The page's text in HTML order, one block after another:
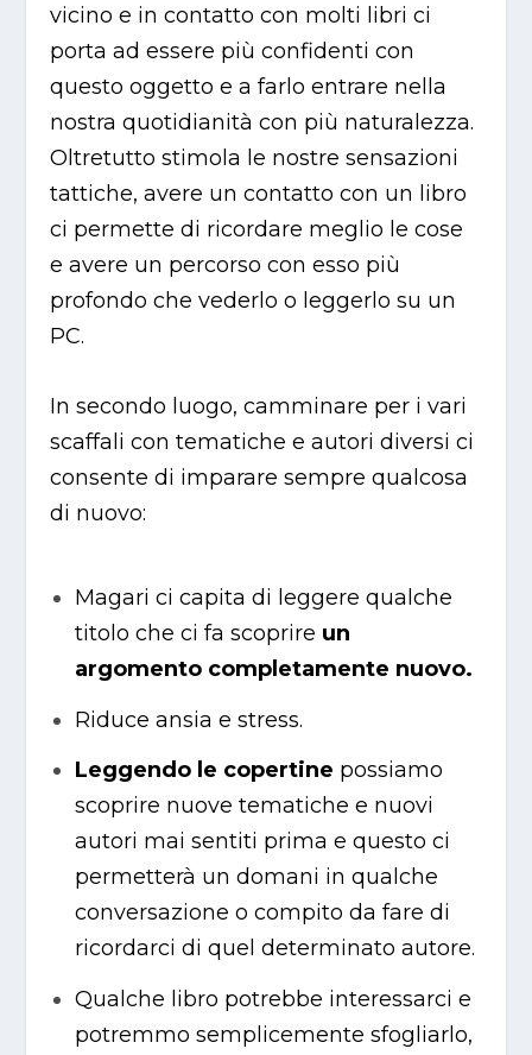
vicino e in contatto con molti libri ci
porta ad essere più confidenti con
questo oggetto e a farlo entrare nella
nostra quotidianità con più naturalezza.
Oltretutto stimola le nostre sensazioni
tattiche, avere un contatto con un libro
ci permette di ricordare meglio le cose
e avere un percorso con esso più
profondo che vederlo o leggerlo su un
PC.
In secondo luogo, camminare per i vari
scaffali con tematiche e autori diversi ci
consente di imparare sempre qualcosa
di nuovo:
Magari ci capita di leggere qualche
titolo che ci fa scoprire un
argomento completamente nuovo.
Riduce ansia e stress.
Leggendo le copertine possiamo
scoprire nuove tematiche e nuovi
autori mai sentiti prima e questo ci
permetterà un domani in qualche
conversazione o compito da fare di
ricordarci di quel determinato autore.
Qualche libro potrebbe interessarci e
potremmo semplicemente sfogliarlo,